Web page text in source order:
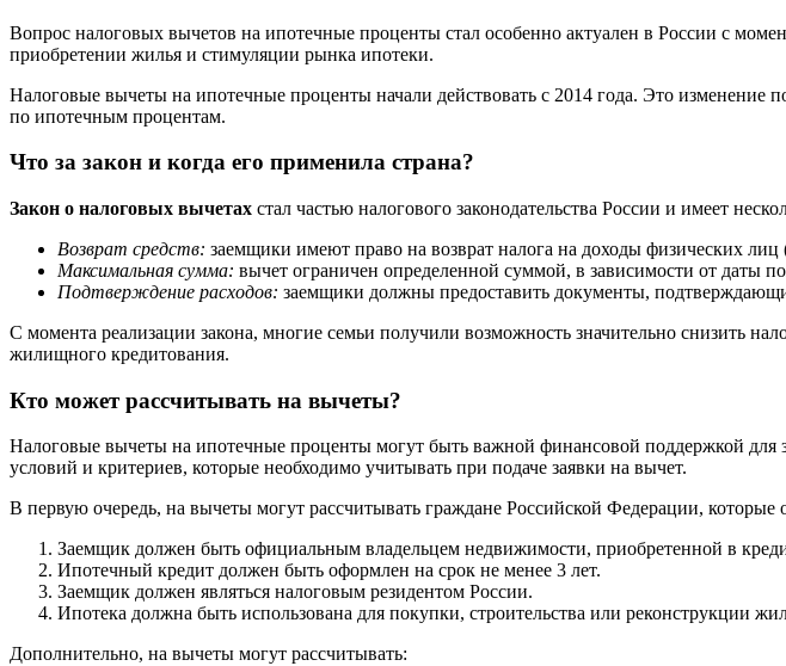
Вопрос налоговых вычетов на ипотечные проценты стал особенно актуален в России с
приобретении жилья и стимуляции рынка ипотеки.
Налоговые вычеты на ипотечные проценты начали действовать с 2014 года. Это изменение
по ипотечным процентам.
Что за закон и когда его применила страна?
Закон о налоговых вычетах стал частью налогового законодательства России и имеет
Возврат средств: заемщики имеют право на возврат налога на доходы физических
Максимальная сумма: вычет ограничен определенной суммой, в зависимости от даты
Подтверждение расходов: заемщики должны предоставить документы,
С момента реализации закона, многие семьи получили возможность значительно снизить
жилищного кредитования.
Кто может рассчитывать на вычеты?
Налоговые вычеты на ипотечные проценты могут быть важной финансовой поддержкой для
условий и критериев, которые необходимо учитывать при подаче заявки на вычет.
В первую очередь, на вычеты могут рассчитывать граждане Российской Федерации,
Заемщик должен быть официальным владельцем недвижимости, приобретенной в
Ипотечный кредит должен быть оформлен на срок не менее 3 лет.
Заемщик должен являться налоговым резидентом России.
Ипотека должна быть использована для покупки, строительства или реконструкции
Дополнительно, на вычеты могут рассчитывать: